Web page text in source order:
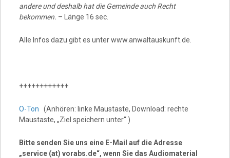
andere und deshalb hat die Gemeinde auch Recht
bekommen. – Länge 16 sec.
Alle Infos dazu gibt es unter www.anwaltauskunft.de.
++++++++++++
O-Ton (Anhören: linke Maustaste, Download: rechte
Maustaste, „Ziel speichern unter“ )
Bitte senden Sie uns eine E-Mail auf die Adresse
„service (at) vorabs.de“, wenn Sie das Audiomaterial